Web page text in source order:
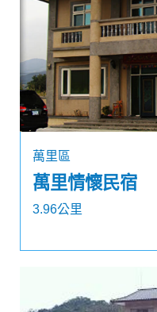
萬里區
萬里情懷民宿
3.96公里